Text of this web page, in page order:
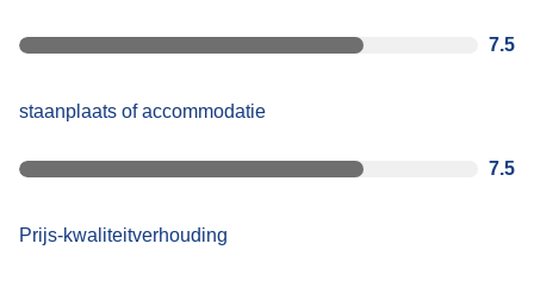
7.5
staanplaats of accommodatie
7.5
Prijs-kwaliteitverhouding